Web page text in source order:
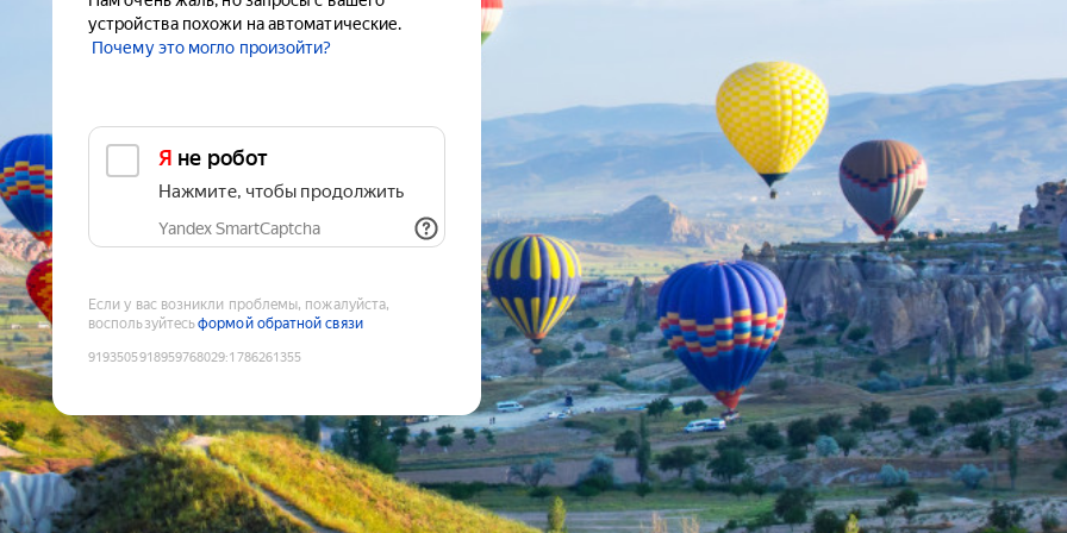
устройства похожи на автоматические.
Почему это могло произойти?
Я не робот
Нажмите, чтобы продолжить
Yandex SmartCaptcha
Если у вас возникли проблемы, пожалуйста,
воспользуйтесьформой обратной связи
9193505918959768029:1786261355